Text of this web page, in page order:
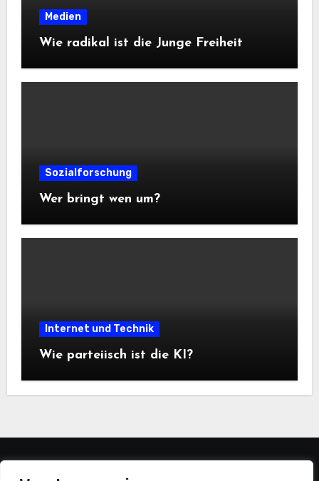
Medien
Wie radikal ist die Junge Freiheit
Sozialforschung
Wer bringt wen um?
Internet und Technik
Wie parteiisch ist die KI?
statistiker-blog.de